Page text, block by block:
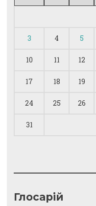
3 4 5
10 11 12
17 18 19
24 25 26
31
Глосарій